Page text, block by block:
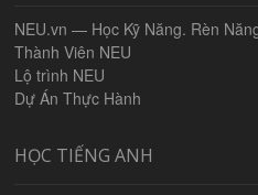
NEU.vn — Học Kỹ Năng. Rèn
Thành Viên NEU
Lộ trình NEU
Dự Án Thực Hành
HỌC TIẾNG ANH